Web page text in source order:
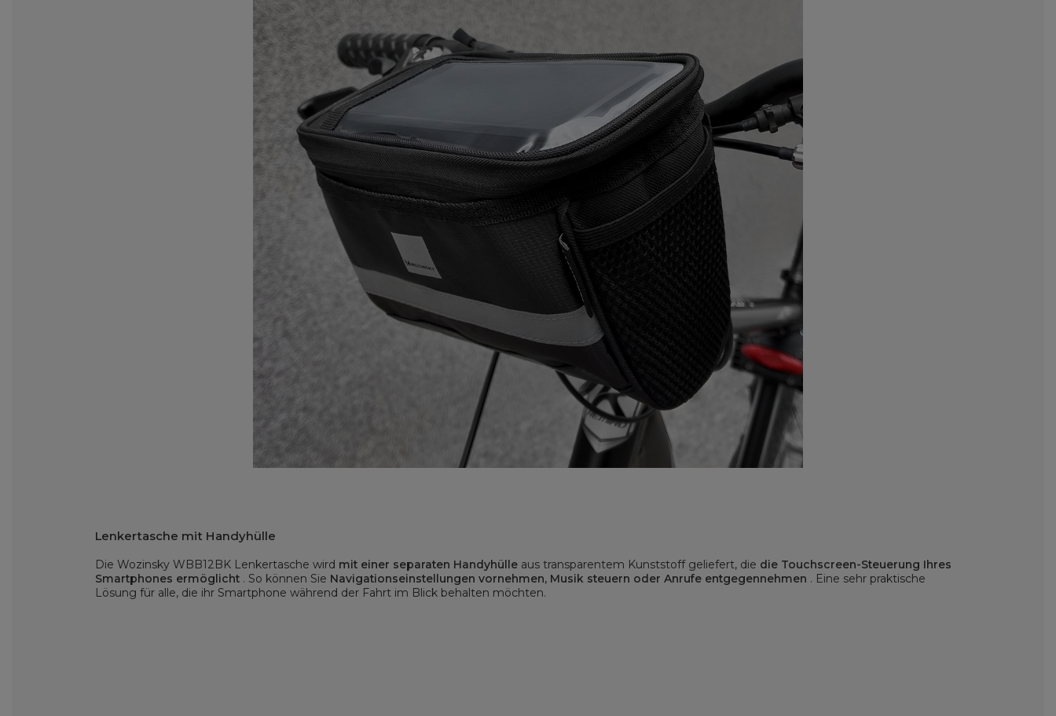
Lenkertasche mit Handyhülle
Die Wozinsky WBB12BK Lenkertasche wird mit einer separaten Handyhülle aus transparentem Kunststoff geliefert, die die Touchscreen-Steuerung Ihres
Smartphones ermöglicht . So können Sie Navigationseinstellungen vornehmen, Musik steuern oder Anrufe entgegennehmen . Eine sehr praktische
Lösung für alle, die ihr Smartphone während der Fahrt im Blick behalten möchten.